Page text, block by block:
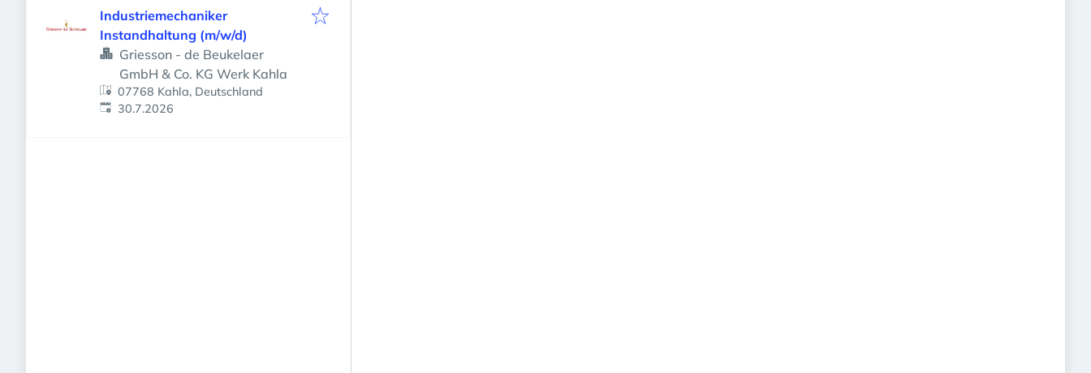
Industriemechaniker
Instandhaltung (m/w/d)
Griesson - de Beukelaer
GmbH & Co. KG Werk Kahla
07768 Kahla, Deutschland
Veröffentlicht:
30.7.2026